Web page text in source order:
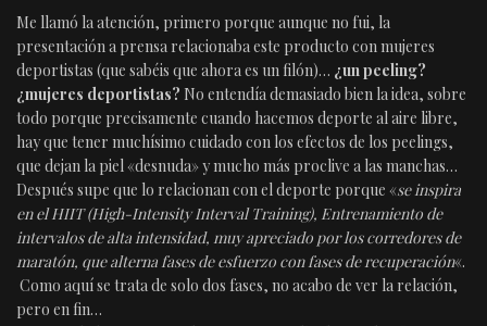
Me llamó la atención, primero porque aunque no fui, la
presentación a prensa relacionaba este producto con mujeres
deportistas (que sabéis que ahora es un filón)… ¿un peeling?
¿mujeres deportistas? No entendía demasiado bien la idea, sobre
todo porque precisamente cuando hacemos deporte al aire libre,
hay que tener muchísimo cuidado con los efectos de los peelings,
que dejan la piel «desnuda» y mucho más proclive a las manchas…
Después supe que lo relacionan con el deporte porque «se inspira
en el HIIT (High-Intensity Interval Training), Entrenamiento de
intervalos de alta intensidad, muy apreciado por los corredores de
maratón, que alterna fases de esfuerzo con fases de recuperación«.
Como aquí se trata de solo dos fases, no acabo de ver la relación,
pero en fin…